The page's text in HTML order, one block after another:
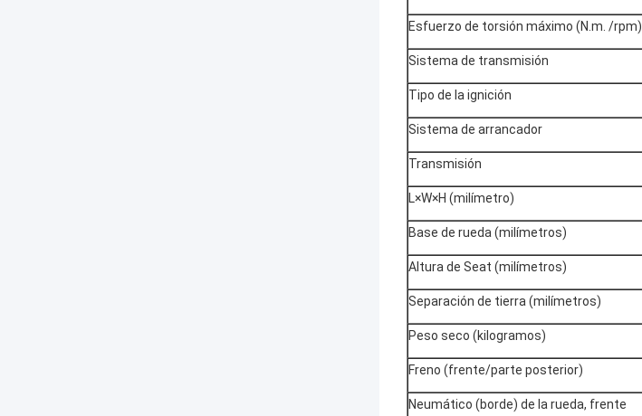
Esfuerzo de torsión máximo (N.m. /rpm)
Sistema de transmisión
Tipo de la ignición
Sistema de arrancador
Transmisión
L×W×H (milímetro)
Base de rueda (milímetros)
Altura de Seat (milímetros)
Separación de tierra (milímetros)
Peso seco (kilogramos)
Freno (frente/parte posterior)
Neumático (borde) de la rueda, frente